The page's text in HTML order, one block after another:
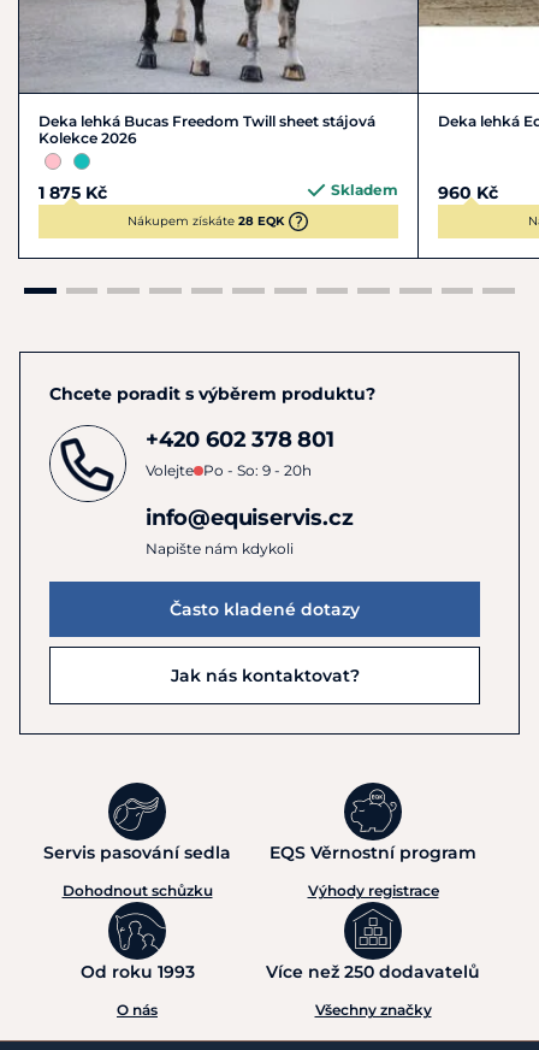
Deka lehká Bucas Freedom Twill sheet stájová
Kolekce 2026
1 875 Kč Skladem
Nákupem získáte28 EQK
Deka lehká
960 Kč
Chcete poradit s výběrem produktu?
+420 602 378 801
Volejte Po - So: 9 - 20h
info@equiservis.cz
Napište nám kdykoli
Často kladené dotazy
Jak nás kontaktovat?
Servis pasování sedla
Dohodnout schůzku
EQS Věrnostní program
Výhody registrace
Od roku 1993
O nás
Více než 250 dodavatelů
Všechny značky